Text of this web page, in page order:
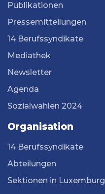
Publikationen
Pressemitteilungen
14 Berufssyndikate
Mediathek
Newsletter
Agenda
Sozialwahlen 2024
Organisation
14 Berufssyndikate
Abteilungen
Sektionen in Luxemburg